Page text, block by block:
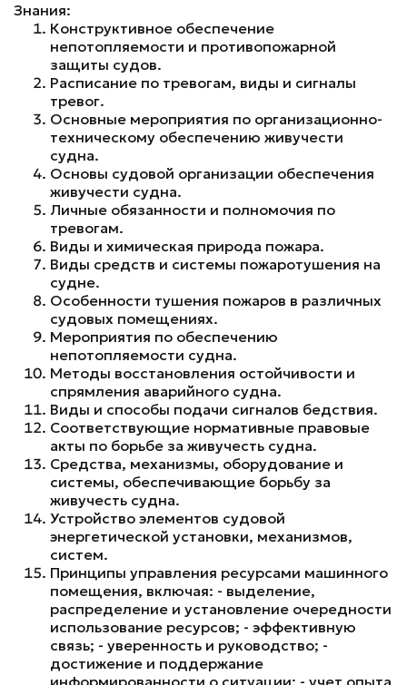
Знания:
Конструктивное обеспечение
непотопляемости и противопожарной
защиты судов.
Расписание по тревогам, виды и сигналы
тревог.
Основные мероприятия по организационно-
техническому обеспечению живучести
судна.
Основы судовой организации обеспечения
живучести судна.
Личные обязанности и полномочия по
тревогам.
Виды и химическая природа пожара.
Виды средств и системы пожаротушения на
судне.
Особенности тушения пожаров в различных
судовых помещениях.
Мероприятия по обеспечению
непотопляемости судна.
Методы восстановления остойчивости и
спрямления аварийного судна.
Виды и способы подачи сигналов бедствия.
Соответствующие нормативные правовые
акты по борьбе за живучесть судна.
Средства, механизмы, оборудование и
системы, обеспечивающие борьбу за
живучесть судна.
Устройство элементов судовой
энергетической установки, механизмов,
систем.
Принципы управления ресурсами машинного
помещения, включая: - выделение,
распределение и установление очередности
использование ресурсов; - эффективную
связь; - уверенность и руководство; -
достижение и поддержание
информированности о ситуации; - учет опыта